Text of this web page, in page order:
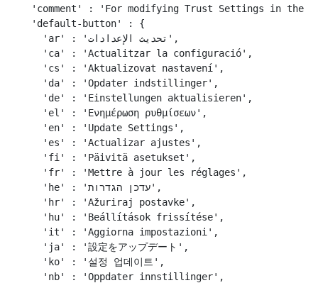
'comment' : 'For modifying Trust Settings in the
  'default-button' : {
    'ar' : 'تحديث الإعدادات',
    'ca' : 'Actualitzar la configuració',
    'cs' : 'Aktualizovat nastavení',
    'da' : 'Opdater indstillinger',
    'de' : 'Einstellungen aktualisieren',
    'el' : 'Ενημέρωση ρυθμίσεων',
    'en' : 'Update Settings',
    'es' : 'Actualizar ajustes',
    'fi' : 'Päivitä asetukset',
    'fr' : 'Mettre à jour les réglages',
    'he' : 'עדכן הגדרות',
    'hr' : 'Ažuriraj postavke',
    'hu' : 'Beállítások frissítése',
    'it' : 'Aggiorna impostazioni',
    'ja' : '設定をアップデート',
    'ko' : '설정 업데이트',
    'nb' : 'Oppdater innstillinger',